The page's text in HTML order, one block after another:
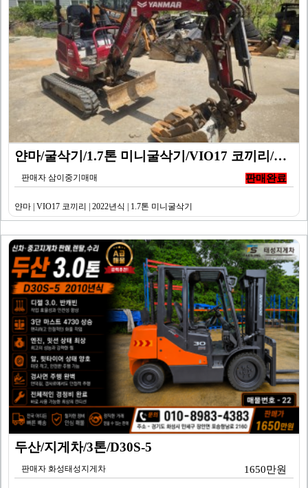
얀마/굴삭기/1.7톤 미니굴삭기/VIO17 코끼리/20…
판매자 삼이중기매매 판매완료
얀마 | VIO17 코끼리 | 2022년식 | 1.7톤 미니굴삭기
두산/지게차/3톤/D30S-5
판매자 화성태성지게차 1650만원